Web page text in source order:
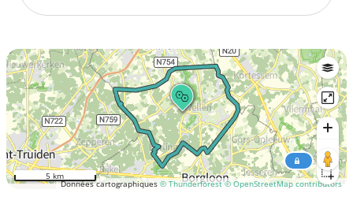
Données cartographiques © Thunderforest © OpenStreetMap contributors
5 km